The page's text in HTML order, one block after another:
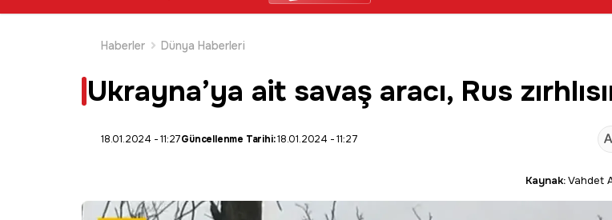
Haberler
Dünya Haberleri
Ukrayna’ya ait savaş aracı, Rus
18.01.2024 - 11:27Güncellenme Tarihi:18.01.2024 - 11:27
Kaynak:Vahdet